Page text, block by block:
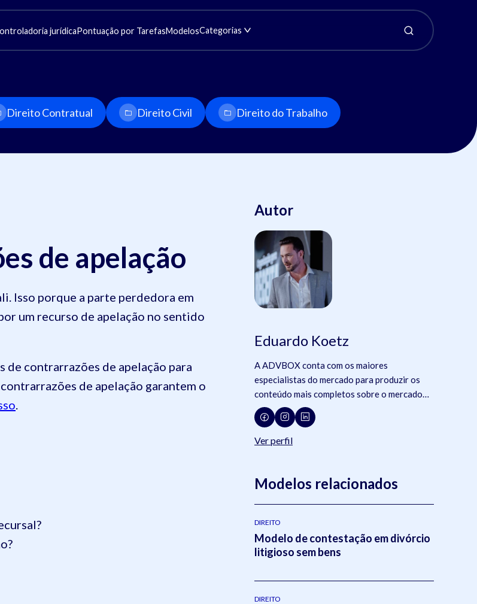
jurídicaPontuação por TarefasModelosCategorias
Direito Contratual Direito Civil Direito do Trabalho
de apelação
Isso porque a parte perdedora em
um recurso de apelação no sentido
de contrarrazões de apelação para
de apelação garantem o
.
Autor
Eduardo Koetz
A ADVBOX conta com os maiores
especialistas do mercado para produzir os
conteúdo mais completos sobre o mercado
jurídico, tecnologia e advocacia.
Ver perfil
Modelos relacionados
DIREITO
Modelo de contestação em divórcio
litigioso sem bens
DIREITO